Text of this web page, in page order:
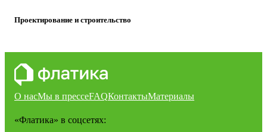
Проектирование и строительство
О насМы в прессеFAQКонтактыМатериалы
«Флатика» в соцсетях: